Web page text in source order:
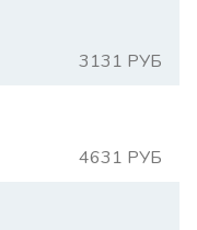
3131 РУБ
4631 РУБ